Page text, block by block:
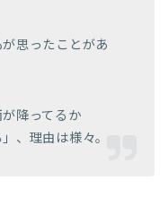
思ったことがあ
降ってるか
、理由は様々。